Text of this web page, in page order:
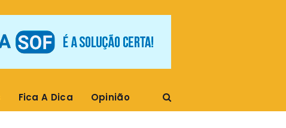
Fica A Dica Opinião